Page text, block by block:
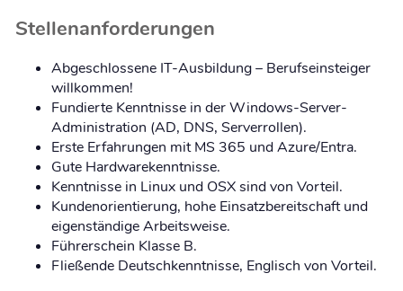
Stellenanforderungen
Abgeschlossene IT-Ausbildung – Berufseinsteiger
willkommen!
Fundierte Kenntnisse in der Windows-Server-
Administration (AD, DNS, Serverrollen).
Erste Erfahrungen mit MS 365 und Azure/Entra.
Gute Hardwarekenntnisse.
Kenntnisse in Linux und OSX sind von Vorteil.
Kundenorientierung, hohe Einsatzbereitschaft und
eigenständige Arbeitsweise.
Führerschein Klasse B.
Fließende Deutschkenntnisse, Englisch von Vorteil.